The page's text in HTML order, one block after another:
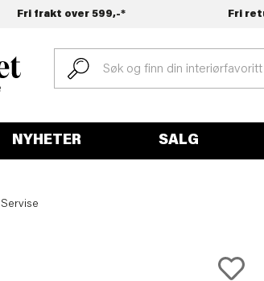
Fri frakt over 599,-* Fri
NYHETER SALG
Servise